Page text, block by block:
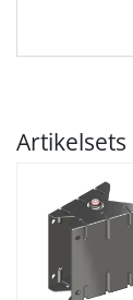
Artikelsets